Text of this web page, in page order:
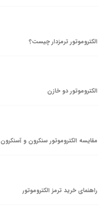
الکتروموتور ترمزدار چیست؟
الکتروموتور دو خازن
مقایسه الکتروموتور سنکرون و آسنکرون
راهنمای خرید ترمز الکتروموتور